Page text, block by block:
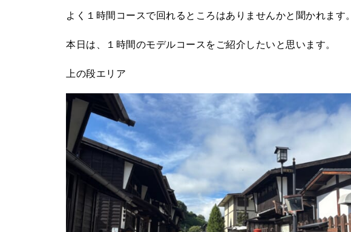
よく１時間コースで回れるところはありませんかと聞かれます。
本日は、１時間のモデルコースをご紹介したいと思います。
上の段エリア